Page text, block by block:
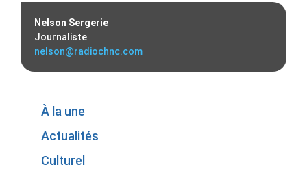
Nelson Sergerie
Journaliste
nelson@radiochnc.com
À la une
Actualités
Culturel